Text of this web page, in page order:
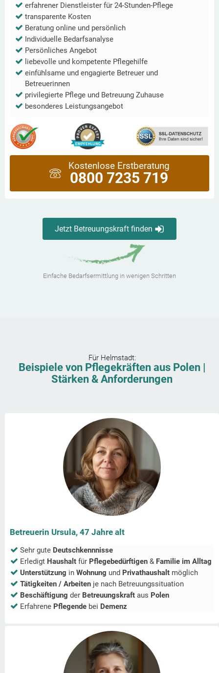
erfahrener Dienstleister für 24-Stunden-Pflege
transparente Kosten
Beratung online und persönlich
Individuelle Bedarfsanalyse
Persönliches Angebot
liebevolle und kompetente Pflegehilfe
einfühlsame und engagierte Betreuer und
Betreuerinnen
privilegierte Pflege und Betreuung Zuhause
besonderes Leistungsangebot
Kostenlose Erstberatung
0800 7235 719
Jetzt Betreuungskraft finden
Einfache Bedarfsermittlung in wenigen Schritten
Für Helmstadt:
Beispiele von Pflegekräften aus Polen |
Stärken & Anforderungen
Betreuerin Ursula, 47 Jahre alt
Sehr gute Deutschkennnisse
Erledigt Haushalt für Pflegebedürftigen & Familie im Alltag
Unterstützung in Wohnung und Privathaushalt möglich
Tätigkeiten / Arbeiten je nach Betreuungssituation
Beschäftigung der Betreuungskraft aus Polen
Erfahrene Pflegende bei Demenz